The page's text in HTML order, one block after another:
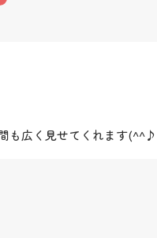
も広く見せてくれます(^^♪